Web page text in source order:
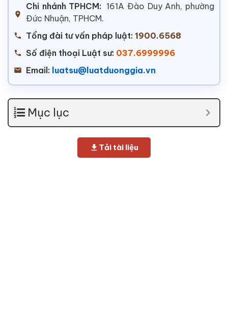
Chi nhánh TPHCM: 161A Đào Duy Anh, phường
Đức Nhuận, TPHCM.
Tổng đài tư vấn pháp luật: 1900.6568
Số điện thoại Luật sư: 037.6999996
Email: luatsu@luatduonggia.vn
Mục lục
Tải tài liệu